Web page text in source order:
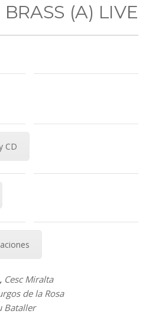
(A) LIVE
CD
Cesc Miralta
de la Rosa
Bataller